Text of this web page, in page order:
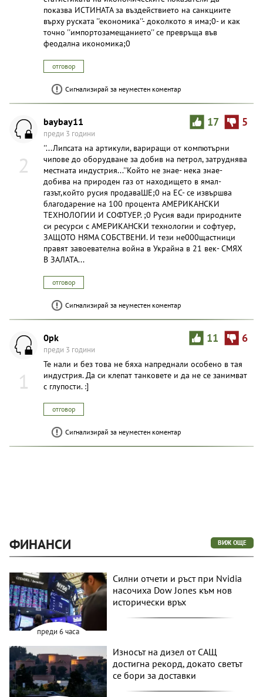
показва ИСТИНАТА за въздействието на санкциите
върху руската ''економика''- доколкото я има;0- и как
точно ''импортозамещанието'' се превръща във
феодална икономика;0
отговор
Сигнализирай за неуместен коментар
2
17 5
baybay11
преди 3 години
''...Липсата на артикули, вариращи от компютърни
чипове до оборудване за добив на петрол, затруднява
местната индустрия...''Който не знае- нека знае-
добива на природен газ от находището в ямал-
газът,който русия продаваШЕ;0 на ЕС- се извършва
благодарение на 100 процента АМЕРИКАНСКИ
ТЕХНОЛОГИИ И СОФТУЕР. ;0 Русия вади природните
си ресурси с АМЕРИКАНСКИ технологии и софтуер,
ЗАЩОТО НЯМА СОБСТВЕНИ. И тези не000щастници
правят завоевателна война в Украйна в 21 век- СМЯХ
В ЗАЛАТА...
отговор
Сигнализирай за неуместен коментар
1
11 6
0pk
преди 3 години
Те нали и без това не бяха напреднали особено в тая
индустрия. Да си клепат танковете и да не се занимват
с глупости. :]
отговор
Сигнализирай за неуместен коментар
ФИНАНСИ ВИЖ ОЩЕ
преди 6 часа
Силни отчети и ръст при Nvidia
насочиха Dow Jones към нов
исторически връх
Износът на дизел от САЩ
достигна рекорд, докато светът
се бори за доставки